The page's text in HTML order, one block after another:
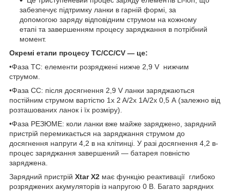
забезпечує підтримку ланки в гарній формі, за
допомогою заряду відповідним струмом на кожному
етапі та завершенням процесу заряджання в потрібний
момент.
Окремі етапи процесу TC/CC/CV — це:
•Фаза TC: елементи розряджені нижче 2,9 V нижчим
струмом.
•Фаза CC: після досягнення 2,9 V ланки заряджаються
постійним струмом вартістю 1x 2 A/2x 1A/2x 0,5 А (залежно від
розташованих ланок і їх розміру).
•Фаза РЕЗЮМЕ: коли ланки вже майже заряджено, зарядний
пристрій перемикається на заряджання струмом до
досягнення напруги 4,2 в на клітинці. У разі досягнення 4,2 в-
процес заряджання завершений — батарея повністю
заряджена.
Зарядний пристрій Xtar X2 має функцію реактивації глибоко
розряджених акумуляторів із напругою 0 В. Багато зарядних